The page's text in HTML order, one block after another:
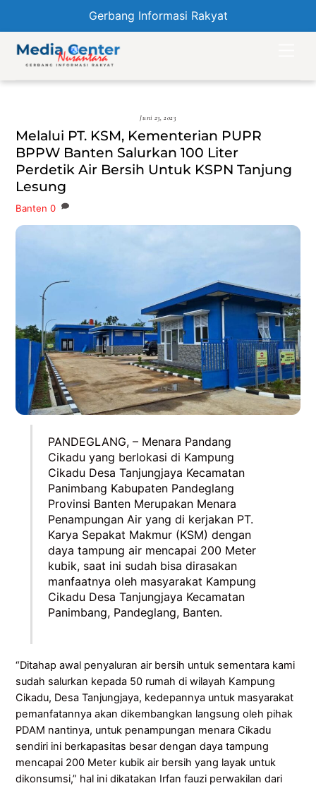
Gerbang Informasi Rakyat
content
Juni 23, 2023
Melalui PT. KSM, Kementerian PUPR
BPPW Banten Salurkan 100 Liter
Perdetik Air Bersih Untuk KSPN Tanjung
Lesung
Banten 0
PANDEGLANG, – Menara Pandang
Cikadu yang berlokasi di Kampung
Cikadu Desa Tanjungjaya Kecamatan
Panimbang Kabupaten Pandeglang
Provinsi Banten Merupakan Menara
Penampungan Air yang di kerjakan PT.
Karya Sepakat Makmur (KSM) dengan
daya tampung air mencapai 200 Meter
kubik, saat ini sudah bisa dirasakan
manfaatnya oleh masyarakat Kampung
Cikadu Desa Tanjungjaya Kecamatan
Panimbang, Pandeglang, Banten.
“Ditahap awal penyaluran air bersih untuk sementara kami
sudah salurkan kepada 50 rumah di wilayah Kampung
Cikadu, Desa Tanjungjaya, kedepannya untuk masyarakat
pemanfatannya akan dikembangkan langsung oleh pihak
PDAM nantinya, untuk penampungan menara Cikadu
sendiri ini berkapasitas besar dengan daya tampung
mencapai 200 Meter kubik air bersih yang layak untuk
dikonsumsi,” hal ini dikatakan Irfan fauzi perwakilan dari